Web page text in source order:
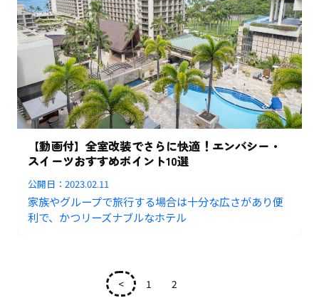
【動画付】全室改装でさらに快適！エンバシー・
スイーツおすすめポイント10選
公開日：2023.02.11
家族やグループで旅行する場合は十分な広さがあり便
利で、かつリーズナブルなホテル
< 1 2